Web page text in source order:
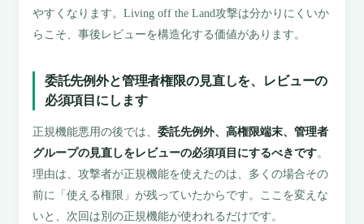
やすくなります。Living off the Land攻撃は分かりにくいか
らこそ、事後レビューを構造化する価値があります。
委託先例外と管理者権限の見直しを、レビューの
必須項目にします
正規機能悪用の後では、委託先例外、高権限端末、管理者
グループの見直しをレビューの必須項目にするべきです。
理由は、攻撃者が正規機能を使えたのは、多くの場合その
前に「使える権限」が残っていたからです。ここを変えな
いと、次回は別の正規機能が使われるだけです。